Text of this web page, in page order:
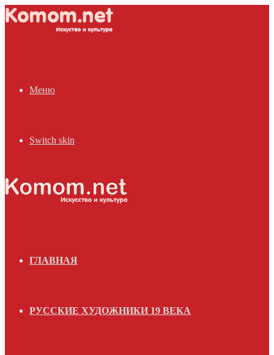
Меню
Switch skin
ГЛАВНАЯ
РУССКИЕ ХУДОЖНИКИ 19 ВЕКА